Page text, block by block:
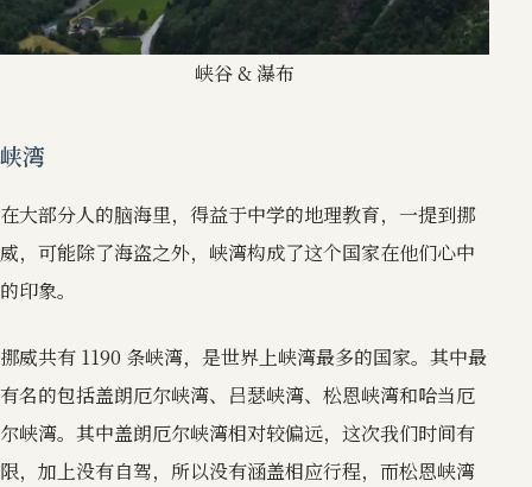
峡谷 & 瀑布
峡湾
在大部分人的脑海里，得益于中学的地理教育，一提到挪
威，可能除了海盗之外，峡湾构成了这个国家在他们心中
的印象。
挪威共有 1190 条峡湾，是世界上峡湾最多的国家。其中最
有名的包括盖朗厄尔峡湾、吕瑟峡湾、松恩峡湾和哈当厄
尔峡湾。其中盖朗厄尔峡湾相对较偏远，这次我们时间有
限，加上没有自驾，所以没有涵盖相应行程，而松恩峡湾